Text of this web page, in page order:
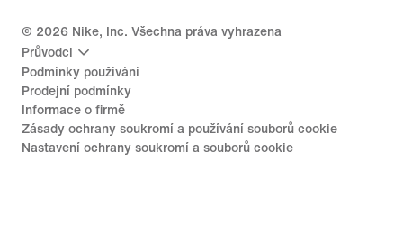
© 2026 Nike, Inc. Všechna práva vyhrazena
Průvodci
Podmínky používání
Prodejní podmínky
Informace o firmě
Zásady ochrany soukromí a používání souborů cookie
Nastavení ochrany soukromí a souborů cookie